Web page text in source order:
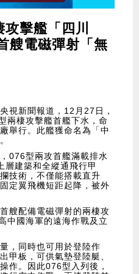
擊艦「四川
艘電磁彈射「無
視新聞報道，12月27日，
兩棲攻擊艦首艦下水，命
舉行。此艦獲命名為「中
076型兩攻首艦滿載排水
層建築和全縱通飛行甲
技術，不僅能搭載直升
定翼飛機短距起降，被外
艘配備電磁彈射的兩棲攻
中國海軍的遠海作戰及立
，同時也可用於登陸作
甲板，可供氣墊登陸艇、
作。因此076型入列後，